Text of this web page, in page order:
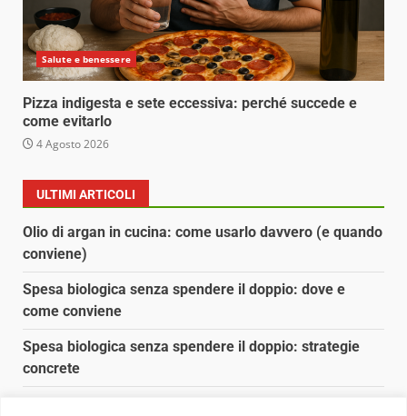
Salute e benessere
Pizza indigesta e sete eccessiva: perché succede e
come evitarlo
4 Agosto 2026
ULTIMI ARTICOLI
Olio di argan in cucina: come usarlo davvero (e quando
conviene)
Spesa biologica senza spendere il doppio: dove e
come conviene
Spesa biologica senza spendere il doppio: strategie
concrete